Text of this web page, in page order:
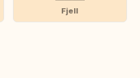
Fjell